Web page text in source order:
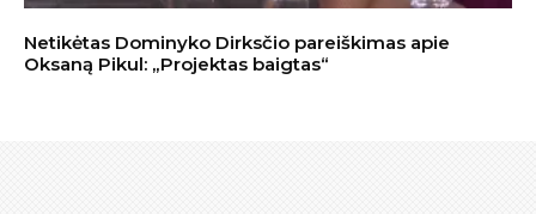
Netikėtas Dominyko Dirksčio pareiškimas apie
Oksaną Pikul: „Projektas baigtas“